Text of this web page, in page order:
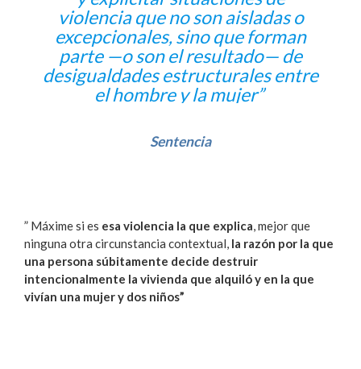
violencia que no son aisladas o
excepcionales, sino que forman
parte —o son el resultado— de
desigualdades estructurales entre
el hombre y la mujer”
Sentencia
” Máxime si es esa violencia la que explica, mejor que
ninguna otra circunstancia contextual, la razón por la que
una persona súbitamente decide destruir
intencionalmente la vivienda que alquiló y en la que
vivían una mujer y dos niños”